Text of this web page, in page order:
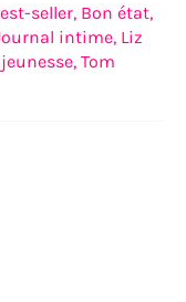
seller, Bon état,
intime, Liz
Tom